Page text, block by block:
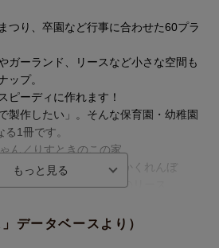
つり、卒園など行事に合わせた60プラ
ガーランド、リースなど小さな空間も
ップ。
ピーディに作れます！
製作したい」。そんな保育園・幼稚園
1冊です。
ん／りすときのこの家
りん／いちょうの森でかくれんぼ
ント／サンタクロースのリース
気なこおにたち
データベースより）